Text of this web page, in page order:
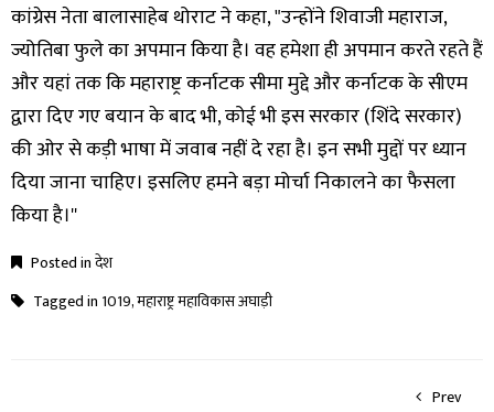
कांग्रेस नेता बालासाहेब थोराट ने कहा, "उन्होंने शिवाजी महाराज,
ज्योतिबा फुले का अपमान किया है। वह हमेशा ही अपमान करते रहते हैं
और यहां तक कि महाराष्ट्र कर्नाटक सीमा मुद्दे और कर्नाटक के सीएम
द्वारा दिए गए बयान के बाद भी, कोई भी इस सरकार (शिंदे सरकार)
की ओर से कड़ी भाषा में जवाब नहीं दे रहा है। इन सभी मुद्दों पर ध्यान
दिया जाना चाहिए। इसलिए हमने बड़ा मोर्चा निकालने का फैसला
किया है।''
Posted inदेश
Tagged in 1019,महाराष्ट्र महाविकास अघाड़ी
Prev